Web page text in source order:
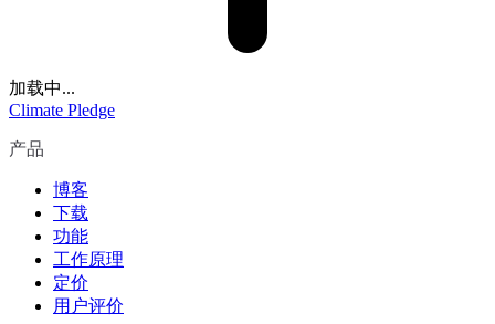
加载中...
Climate Pledge
产品
博客
下载
功能
工作原理
定价
用户评价